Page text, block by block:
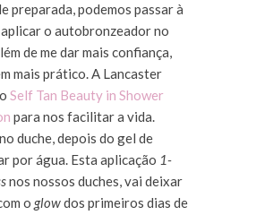
preparada, podemos passar à
o autobronzeador no
de me dar mais confiança,
mais prático. A Lancaster
Self Tan Beauty in Shower
para nos facilitar a vida.
duche, depois do gel de
por água. Esta aplicação 1-
nos nossos duches, vai deixar
o glowdos primeiros dias de